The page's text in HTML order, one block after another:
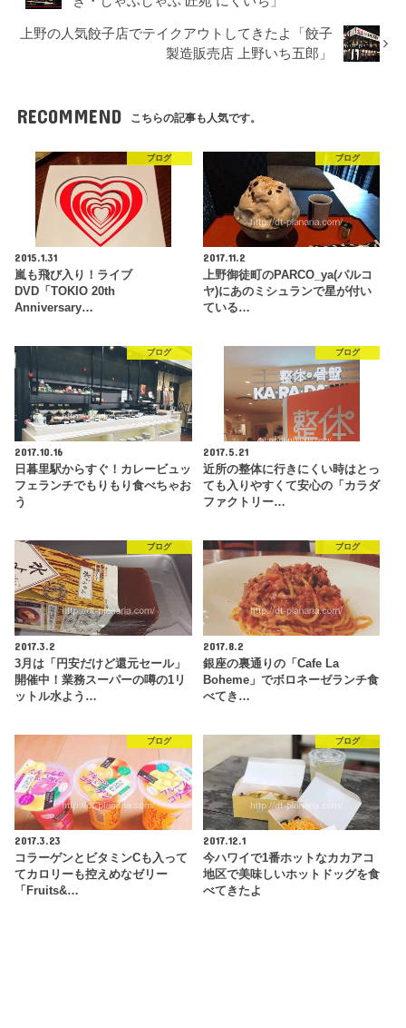
上野の人気餃子店でテイクアウトしてきたよ「餃子
製造販売店 上野いち五郎」
RECOMMEND こちらの記事も人気です。
ブログ
2015.1.31
嵐も飛び入り！ライブ
DVD「TOKIO 20th
Anniversary…
ブログ
2017.11.2
上野御徒町のPARCO_ya(パルコ
ヤ)にあのミシュランで星が付い
ている…
ブログ
2017.10.16
日暮里駅からすぐ！カレービュッ
フェランチでもりもり食べちゃお
う
ブログ
2017.5.21
近所の整体に行きにくい時はとっ
ても入りやすくて安心の「カラダ
ファクトリー…
ブログ
2017.3.2
3月は「円安だけど還元セール」
開催中！業務スーパーの噂の1リ
ットル水よう…
ブログ
2017.8.2
銀座の裏通りの「Cafe La
Boheme」でボロネーゼランチ食
べてき…
ブログ
2017.3.23
コラーゲンとビタミンCも入って
てカロリーも控えめなゼリー
「Fruits&…
ブログ
2017.12.1
今ハワイで1番ホットなカカアコ
地区で美味しいホットドッグを食
べてきたよ